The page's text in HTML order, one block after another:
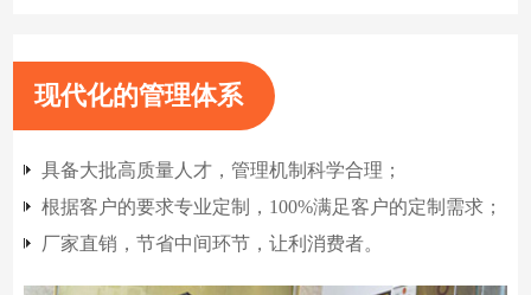
现代化的管理体系
具备大批高质量人才，管理机制科学合理；
根据客户的要求专业定制，100%满足客户的定制需求；
厂家直销，节省中间环节，让利消费者。